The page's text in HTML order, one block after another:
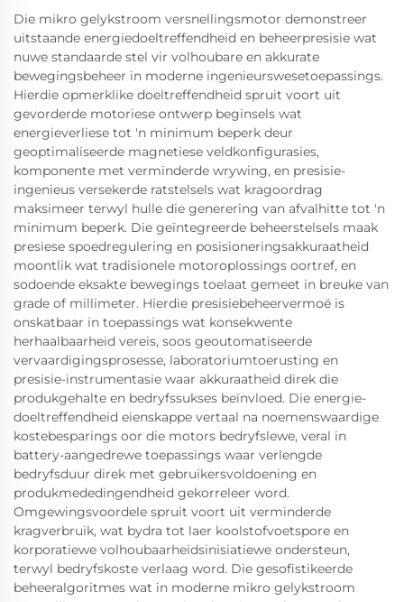
Die mikro gelykstroom versnellingsmotor demonstreer
uitstaande energiedoeltreffendheid en beheerpresisie wat
nuwe standaarde stel vir volhoubare en akkurate
bewegingsbeheer in moderne ingenieurswesetoepassings.
Hierdie opmerklike doeltreffendheid spruit voort uit
gevorderde motoriese ontwerp beginsels wat
energieverliese tot 'n minimum beperk deur
geoptimaliseerde magnetiese veldkonfigurasies,
komponente met verminderde wrywing, en presisie-
ingenieus versekerde ratstelsels wat kragoordrag
maksimeer terwyl hulle die generering van afvalhitte tot 'n
minimum beperk. Die geïntegreerde beheerstelsels maak
presiese spoedregulering en posisioneringsakkuraatheid
moontlik wat tradisionele motoroplossings oortref, en
sodoende eksakte bewegings toelaat gemeet in breuke van
grade of millimeter. Hierdie presisiebeheervermoë is
onskatbaar in toepassings wat konsekwente
herhaalbaarheid vereis, soos geoutomatiseerde
vervaardigingsprosesse, laboratoriumtoerusting en
presisie-instrumentasie waar akkuraatheid direk die
produkgehalte en bedryfssukses beïnvloed. Die energie-
doeltreffendheid eienskappe vertaal na noemenswaardige
kostebesparings oor die motors bedryfslewe, veral in
battery-aangedrewe toepassings waar verlengde
bedryfsduur direk met gebruikersvoldoening en
produkmededingendheid gekorreleer word.
Omgewingsvoordele spruit voort uit verminderde
kragverbruik, wat bydra tot laer koolstofvoetspore en
korporatiewe volhoubaarheidsinisiatiewe ondersteun,
terwyl bedryfskoste verlaag word. Die gesofistikeerde
beheeralgoritmes wat in moderne mikro gelykstroom